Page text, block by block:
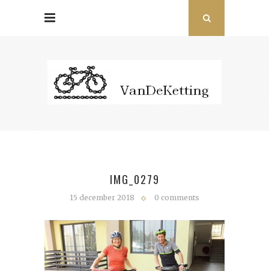
IMG_0279
15 december 2018 0 comments